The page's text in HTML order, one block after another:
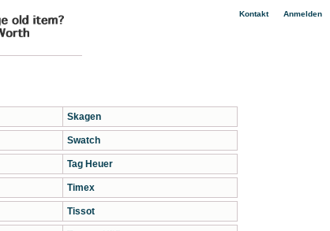
Kontakt| Anmelden
Skagen
Swatch
Tag Heuer
Timex
Tissot